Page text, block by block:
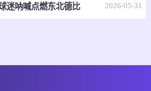
06-15 21:00 即将开始
迷呐喊点燃东北德比 2026-05-31